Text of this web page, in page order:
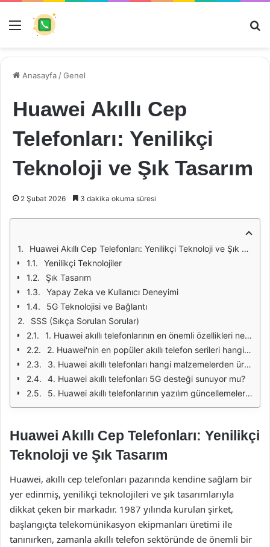
Menü
Anasayfa /Genel
Huawei Akıllı Cep
Telefonları: Yenilikçi
Teknoloji ve Şık Tasarım
2 Şubat 2026 3 dakika okuma süresi
Huawei Akıllı Cep Telefonları: Yenilikçi Teknoloji ve Şık Tasarım
Yenilikçi Teknolojiler
Şık Tasarım
Yapay Zeka ve Kullanıcı Deneyimi
5G Teknolojisi ve Bağlantı
SSS (Sıkça Sorulan Sorular)
1. Huawei akıllı telefonlarının en önemli özellikleri nelerdir?
2. Huawei'nin en popüler akıllı telefon serileri hangileridir?
3. Huawei akıllı telefonları hangi malzemelerden üretilmektedir?
4. Huawei akıllı telefonları 5G desteği sunuyor mu?
5. Huawei akıllı telefonlarının yazılım güncellemeleri nasıl yapılır?
Huawei Akıllı Cep Telefonları: Yenilikçi
Teknoloji ve Şık Tasarım
Huawei, akıllı cep telefonları pazarında kendine sağlam bir
yer edinmiş, yenilikçi teknolojileri ve şık tasarımlarıyla
dikkat çeken bir markadır. 1987 yılında kurulan şirket,
başlangıçta telekomünikasyon ekipmanları üretimi ile
tanınırken, zamanla akıllı telefon sektöründe de önemli bir